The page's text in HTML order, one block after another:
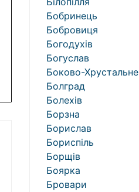
Бобринець
Бобровиця
Богодухів
Богуслав
Боково-Хрустальне
Болград
Болехів
Борзна
Борислав
Бориспіль
Борщів
Боярка
Бровари